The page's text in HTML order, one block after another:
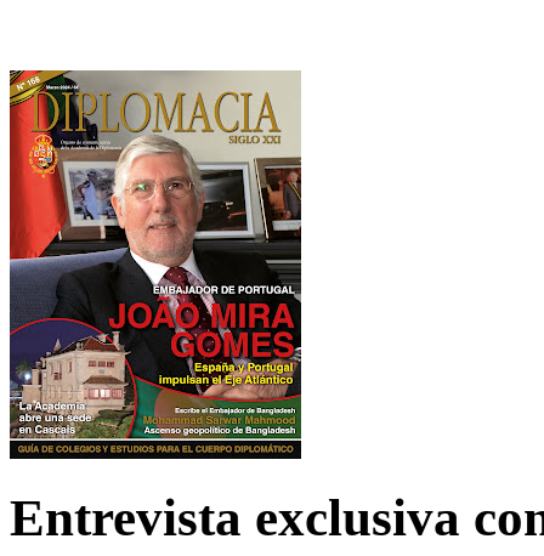
Entrevista exclusiva